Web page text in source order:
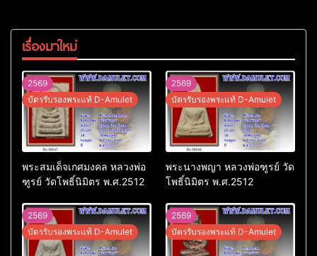
เรื่องมาใหม่
2569
บัตรรับรองพระแท้ D-Amulet
พระสมเด็จเกศมงคล หลวงพ่อ
ฑูรย์ วัดโพธิ์นิมิตร พ.ศ.2512
2569
บัตรรับรองพระแท้ D-Amulet
พระนางพญา หลวงพ่อฑูรย์ วัด
โพธิ์นิมิตร พ.ศ.2512
2569
บัตรรับรองพระแท้ D-Amulet
2569
บัตรรับรองพระแท้ D-Amulet